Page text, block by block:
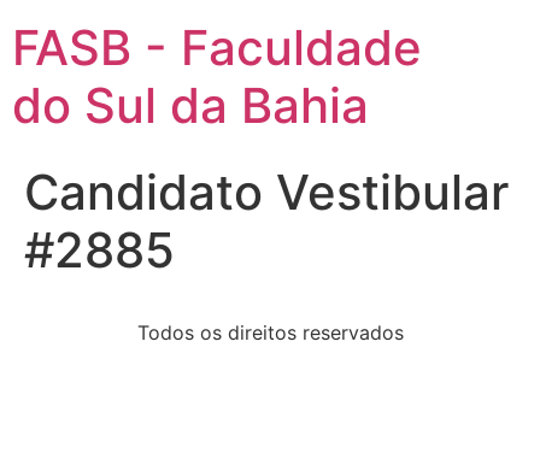
FASB - Faculdade
do Sul da Bahia
Candidato Vestibular
#2885
Todos os direitos reservados